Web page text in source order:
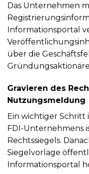
Das Unternehmen
Informationsportal
über die
Gravieren des
Nutzungsmeldung
Ein wichtiger Schritt
FDI-Unternehmens
Rechtssiegels.
Siegelvorlage
Informationsportal